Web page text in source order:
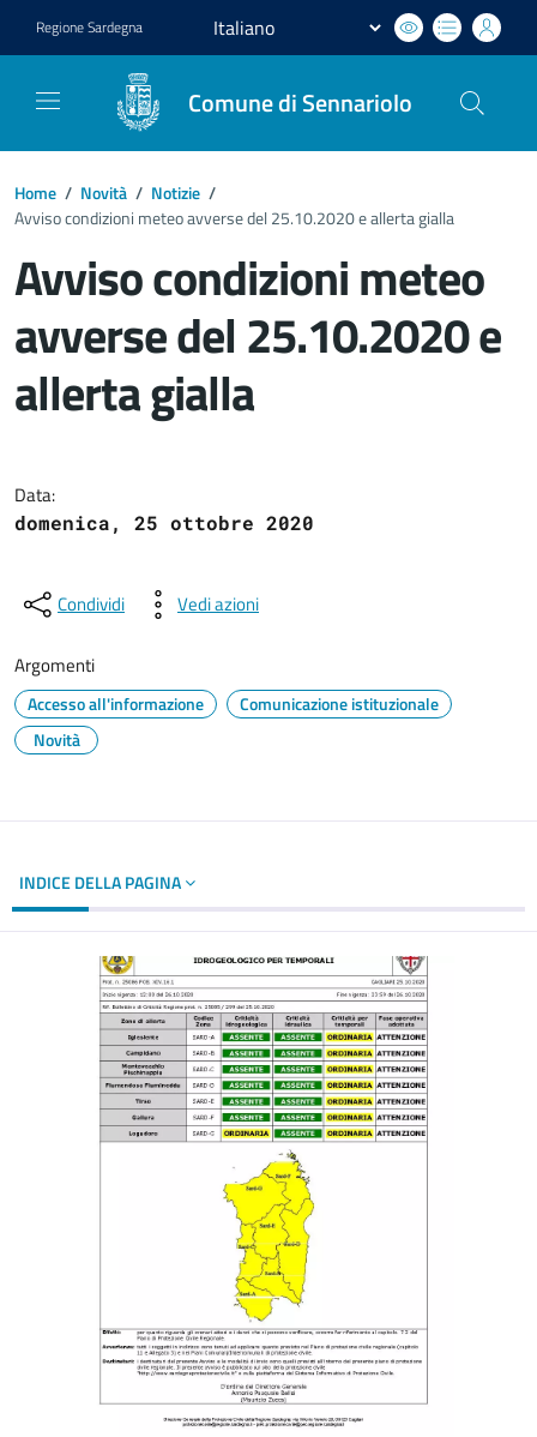
RegioneSardegna
Comune di Sennariolo
Home / Novità / Notizie /
Avviso condizioni meteo avverse del 25.10.2020 e allerta gialla
Avviso condizioni meteo
avverse del 25.10.2020 e
allerta gialla
Data:
domenica, 25 ottobre 2020
Condividi Vedi azioni
Argomenti
Accesso all'informazione
Comunicazione istituzionale
Novità
INDICE DELLA PAGINA